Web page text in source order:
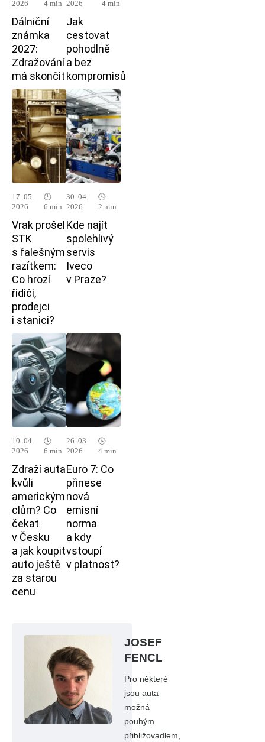
2026 4 min
Dálniční
známka
2027:
Zdražování
má skončit
2026 4 min
Jak
cestovat
pohodlně
a bez
kompromisů
17. 05.
2026
🕓
6 min
Vrak prošel
STK
s falešným
razítkem:
Co hrozí
řidiči,
prodejci
i stanici?
30. 04.
2026
🕓
2 min
Kde najít
spolehlivý
servis
Iveco
v Praze?
10. 04.
2026
🕓
6 min
Zdraží auta
kvůli
americkým
clům? Co
čekat
v Česku
a jak koupit
auto ještě
za starou
cenu
26. 03.
2026
🕓
4 min
Euro 7: Co
přinese
nová
emisní
norma
a kdy
vstoupí
v platnost?
JOSEF
FENCL
Pro některé
jsou auta
možná
pouhým
přibližovadlem,